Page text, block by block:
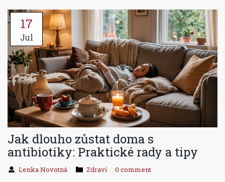
17
Jul
Jak dlouho zůstat doma s
antibiotiky: Praktické rady a tipy
Lenka Novotná Zdraví 0 comment